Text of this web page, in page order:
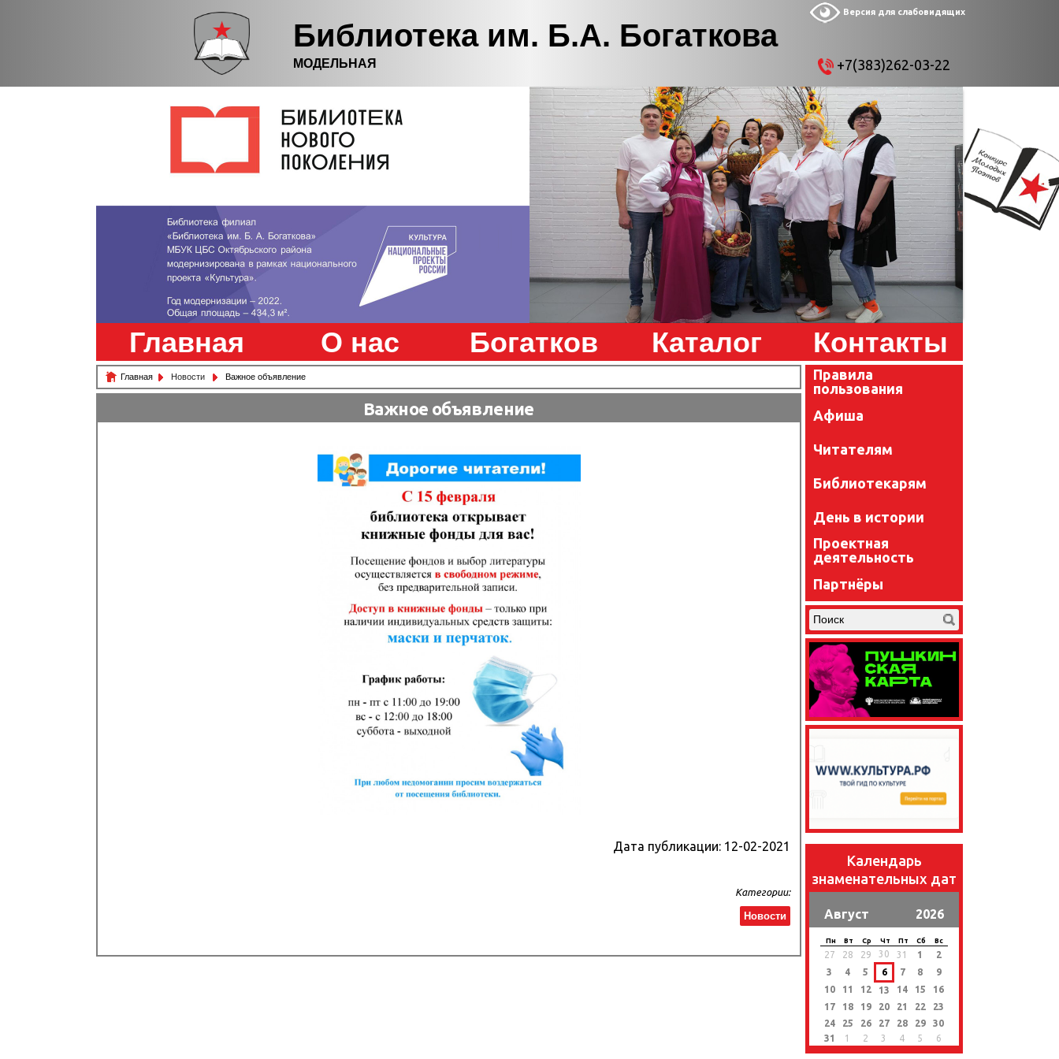
Библиотека им. Б.А. Богаткова
МОДЕЛЬНАЯ
Версия для слабовидящих
+7(383)262-03-22
Главная О нас Богатков Каталог Контакты
Главная Новости Важное объявление
Важное объявление
Дата публикации: 12-02-2021
Категории:
Новости
Правила
пользования
Афиша
Читателям
Библиотекарям
День в истории
Проектная
деятельность
Партнёры
Календарь
знаменательных дат
Август 2026
Пн Вт Ср Чт Пт Сб Вс
27 28 29 30 31 1
2
3
4 5 6 7 8
9
10
11 12 13 14 15
16
17
18 19 20 21 22
23
24
25 26 27 28 29
30
31
1 2 3 4 5 6